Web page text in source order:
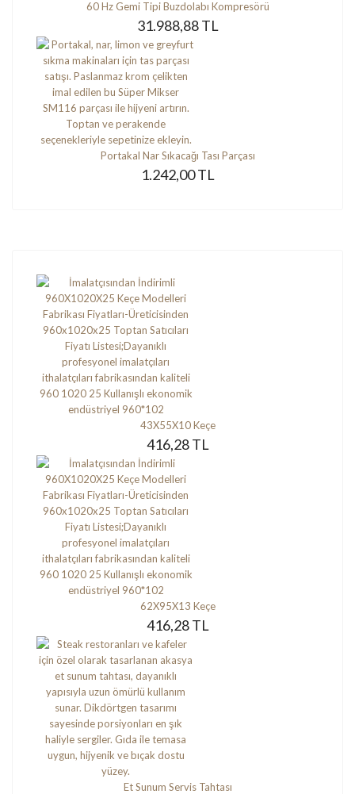
60 Hz Gemi Tipi Buzdolabı Kompresörü
31.988,88 TL
Portakal Nar Sıkacağı Tası Parçası
1.242,00 TL
43X55X10 Keçe
416,28 TL
62X95X13 Keçe
416,28 TL
Et Sunum Servis Tahtası